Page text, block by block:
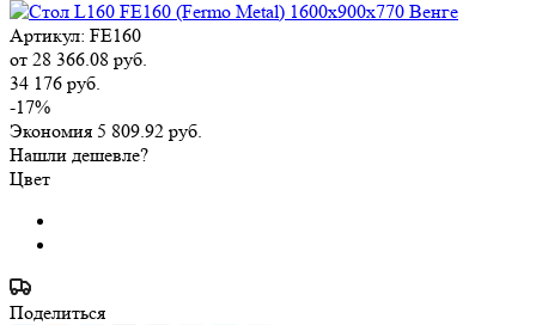
Артикул: FE160
от 28 366.08 руб.
34 176 руб.
-17%
Экономия 5 809.92 руб.
Нашли дешевле?
Цвет
Поделиться